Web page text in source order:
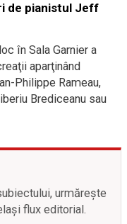
de pianistul Jeff
în Sala Garnier a
aparţinând
Philippe Rameau,
Brediceanu sau
urmărește
flux editorial.